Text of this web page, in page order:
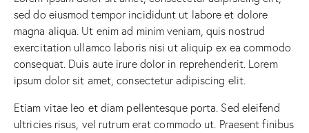
sed do eiusmod tempor incididunt ut labore et dolore
magna aliqua. Ut enim ad minim veniam, quis nostrud
exercitation ullamco laboris nisi ut aliquip ex ea commodo
consequat. Duis aute irure dolor in reprehenderit. Lorem
ipsum dolor sit amet, consectetur adipiscing elit.
Etiam vitae leo et diam pellentesque porta. Sed eleifend
ultricies risus, vel rutrum erat commodo ut. Praesent finibus